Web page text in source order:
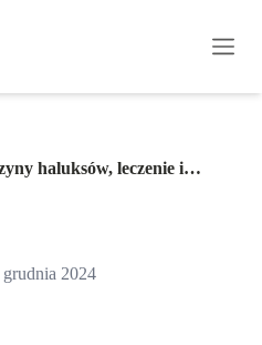
haluksów, leczenie i
grudnia 2024